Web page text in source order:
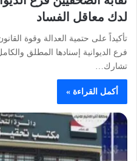
لدك معاقل الفساد
تأكيداً على حتمية العدالة وقوة
فرع الديوانية إسنادها المطلق
تشارك…
أكمل القراءة »